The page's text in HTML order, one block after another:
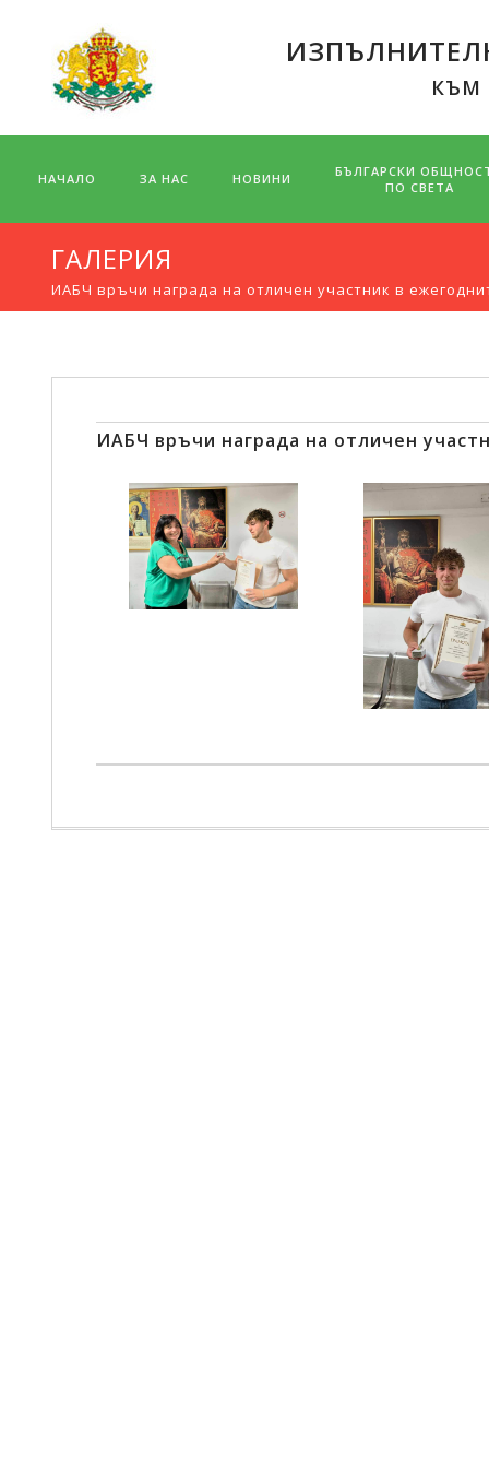
КЪМ
НАЧАЛО ЗА НАС НОВИНИ
БЪЛГАРСКИ
ПО СВЕТА
ГАЛЕРИЯ
ИАБЧ връчи награда на отличен участник в
ИАБЧ връчи награда на отличен